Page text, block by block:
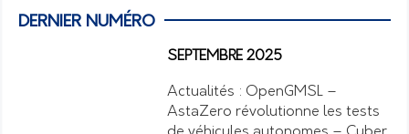
DERNIER NUMÉRO
SEPTEMBRE 2025
Actualités : OpenGMSL –
AstaZero révolutionne les tests